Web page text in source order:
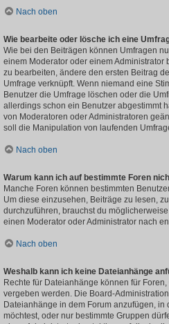
Nach oben
Wie bearbeite oder lösche ich eine
Wie bei den Beiträgen können Umfragen
einem Moderator oder einem Administrator
zu bearbeiten, ändere den ersten Beitrag
Umfrage verknüpft. Wenn niemand eine
Benutzer die Umfrage löschen oder die
allerdings schon ein Benutzer abgestimmt
von Moderatoren oder Administratoren
soll die Manipulation von laufenden
Nach oben
Warum kann ich auf bestimmte Foren
Manche Foren können bestimmten
Um diese einzusehen, Beiträge zu lesen,
durchzuführen, brauchst du
einen Moderator oder Administrator nach
Nach oben
Weshalb kann ich keine Dateianhänge
Rechte für Dateianhänge können für
vergeben werden. Die Board-
Dateianhänge in dem Forum anzufügen,
möchtest, oder nur bestimmte Gruppen